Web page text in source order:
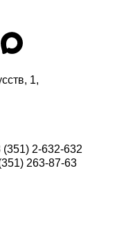
1,
(351) 2-632-632
263-87-63